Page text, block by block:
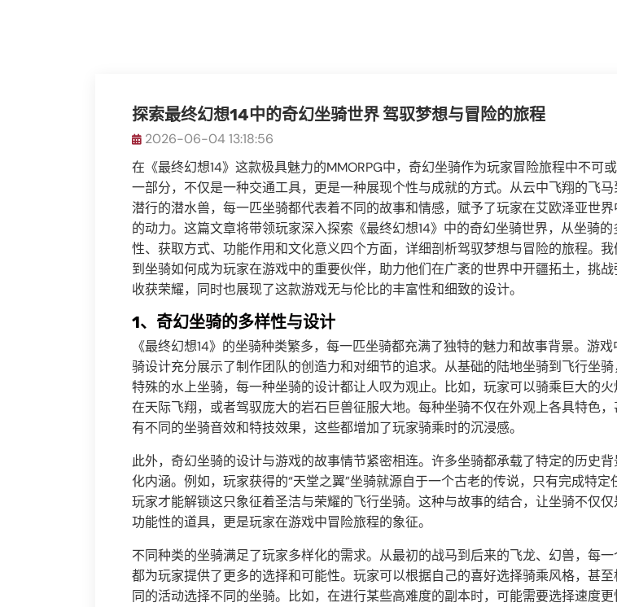
探索最终幻想14中的奇幻坐骑世界 驾驭梦想与冒险的旅程
2026-06-04 13:18:56
在《最终幻想14》这款极具魅力的MMORPG中，奇幻坐骑作为玩家冒险旅程中不可
一部分，不仅是一种交通工具，更是一种展现个性与成就的方式。从云中飞翔的飞
潜行的潜水兽，每一匹坐骑都代表着不同的故事和情感，赋予了玩家在艾欧泽亚世
的动力。这篇文章将带领玩家深入探索《最终幻想14》中的奇幻坐骑世界，从坐骑的
性、获取方式、功能作用和文化意义四个方面，详细剖析驾驭梦想与冒险的旅程。我
到坐骑如何成为玩家在游戏中的重要伙伴，助力他们在广袤的世界中开疆拓土，挑战
收获荣耀，同时也展现了这款游戏无与伦比的丰富性和细致的设计。
1、奇幻坐骑的多样性与设计
《最终幻想14》的坐骑种类繁多，每一匹坐骑都充满了独特的魅力和故事背景。游戏
骑设计充分展示了制作团队的创造力和对细节的追求。从基础的陆地坐骑到飞行坐骑
特殊的水上坐骑，每一种坐骑的设计都让人叹为观止。比如，玩家可以骑乘巨大的
在天际飞翔，或者驾驭庞大的岩石巨兽征服大地。每种坐骑不仅在外观上各具特色
有不同的坐骑音效和特技效果，这些都增加了玩家骑乘时的沉浸感。
此外，奇幻坐骑的设计与游戏的故事情节紧密相连。许多坐骑都承载了特定的历史
化内涵。例如，玩家获得的“天堂之翼”坐骑就源自于一个古老的传说，只有完成特定
玩家才能解锁这只象征着圣洁与荣耀的飞行坐骑。这种与故事的结合，让坐骑不仅
功能性的道具，更是玩家在游戏中冒险旅程的象征。
不同种类的坐骑满足了玩家多样化的需求。从最初的战马到后来的飞龙、幻兽，每
都为玩家提供了更多的选择和可能性。玩家可以根据自己的喜好选择骑乘风格，甚至
同的活动选择不同的坐骑。比如，在进行某些高难度的副本时，可能需要选择速度更